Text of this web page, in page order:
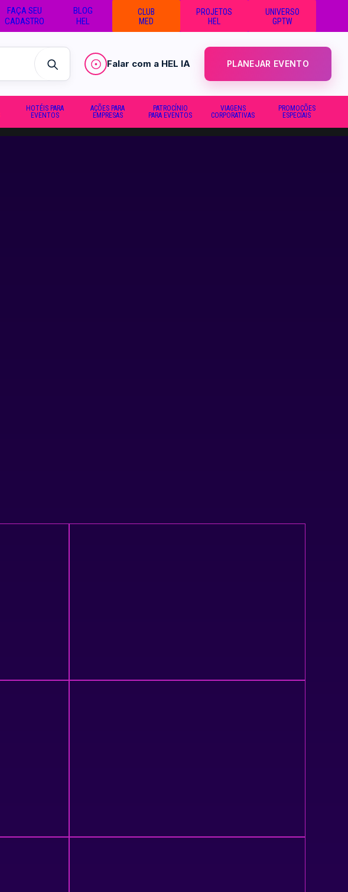
FAÇA SEU
CADASTRO
BLOG
HEL
CLUB
MED
PROJETOS
HEL
UNIVERSO
GPTW
Falar com a HEL IA PLANEJAR EVENTO
HOTÉIS PARA
EVENTOS
AÇÕES PARA
EMPRESAS
PATROCÍNIO
PARA EVENTOS
VIAGENS
CORPORATIVAS
PROMOÇÕES
ESPECIAIS